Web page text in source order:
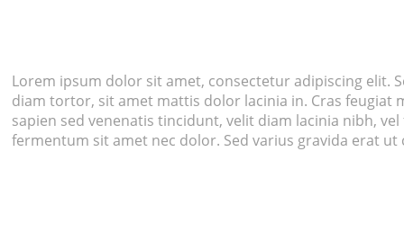
Lorem ipsum dolor sit amet, consectetur adipiscing elit.
diam tortor, sit amet mattis dolor lacinia in. Cras feugiat
sapien sed venenatis tincidunt, velit diam lacinia nibh,
fermentum sit amet nec dolor. Sed varius gravida erat ut